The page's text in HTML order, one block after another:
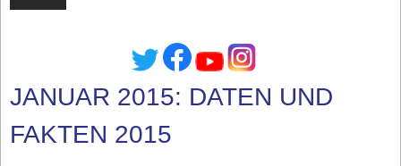
JANUAR 2015: DATEN UND
FAKTEN 2015